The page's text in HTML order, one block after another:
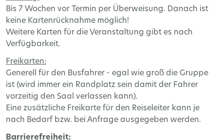
Bis 7 Wochen vor Termin per Überweisung. Danach ist
keine Kartenrücknahme möglich!
Weitere Karten für die Veranstaltung gibt es nach
Verfügbarkeit.
Freikarten:
Generell für den Busfahrer - egal wie groß die Gruppe
ist (wird immer ein Randplatz sein damit der Fahrer
vorzeitig den Saal verlassen kann).
Eine zusätzliche Freikarte für den Reiseleiter kann je
nach Bedarf bzw. bei Anfrage ausgegeben werden.
Barrierefreiheit: